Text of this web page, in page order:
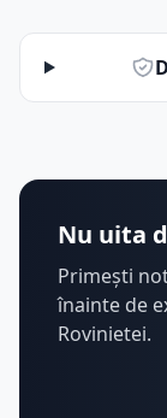
Nu uita
Primești
înainte de
Rovinietei.